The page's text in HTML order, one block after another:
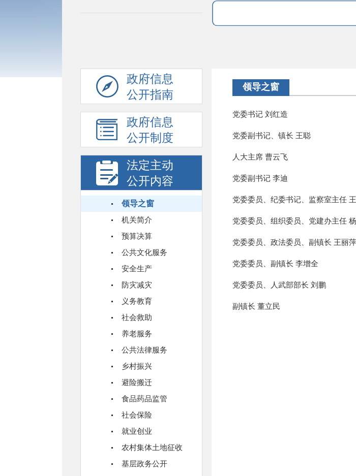
政府信息
公开指南
政府信息
公开制度
法定主动
公开内容
领导之窗
机关简介
预算决算
公共文化服务
安全生产
防灾减灾
义务教育
社会救助
养老服务
公共法律服务
乡村振兴
避险搬迁
食品药品监管
社会保险
就业创业
农村集体土地征收
基层政务公开
领导之窗
党委书记 刘红造
党委副书记、镇长 王聪
人大主席 曹云飞
党委副书记 李迪
党委委员、纪委书记、监察室主任
党委委员、组织委员、党建办主任
党委委员、政法委员、副镇长 王丽萍
党委委员、副镇长 李增全
党委委员、人武部部长 刘鹏
副镇长 董立民